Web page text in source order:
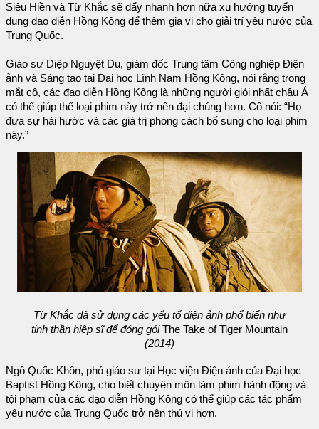
Siêu Hiền và Từ Khắc sẽ đẩy nhanh hơn nữa xu hướng tuyển
dụng đạo diễn Hồng Kông để thêm gia vị cho giải trí yêu nước của
Trung Quốc.
Giáo sư Diệp Nguyệt Du, giám đốc Trung tâm Công nghiệp Điện
ảnh và Sáng tạo tại Đại học Lĩnh Nam Hồng Kông, nói rằng trong
mắt cô, các đạo diễn Hồng Kông là những người giỏi nhất châu Á
có thể giúp thể loại phim này trở nên đại chúng hơn. Cô nói: “Họ
đưa sự hài hước và các giá trị phong cách bổ sung cho loại phim
này.”
Từ Khắc đã sử dụng các yếu tố điện ảnh phổ biến như
tinh thần hiệp sĩ để đóng góiThe Take of Tiger Mountain
(2014)
Ngô Quốc Khôn, phó giáo sư tại Học viện Điện ảnh của Đại học
Baptist Hồng Kông, cho biết chuyên môn làm phim hành động và
tội phạm của các đạo diễn Hồng Kông có thể giúp các tác phẩm
yêu nước của Trung Quốc trở nên thú vị hơn.